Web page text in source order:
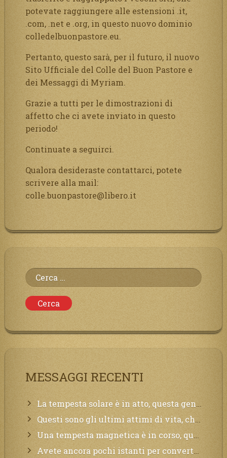
potevate raggiungere alle estensioni .it,
.com, .net e .org, in questo nuovo dominio
colledelbuonpastore.eu.
Pertanto, questo sarà, per il futuro, il nuovo
Sito Ufficiale del Colle del Buon Pastore e
dei Messaggi di Myriam.
Grazie a tutti per le dimostrazioni di
affetto che ci avete inviato in questo
periodo!
Continuate a seguirci.
Qualora desideraste contattarci, potete
scrivere alla mail:
colle.buonpastore@libero.it
Ricerca
per:
MESSAGGI RECENTI
La tempesta solare è in atto, questa generazione soffrirà molto, la Terra arderà, l’acqua sarà contaminata, il cibo non sarà più nelle vostre mense.
Questi sono gli ultimi attimi di vita, chi si vuole salvare Mi chiami in suo aiuto.
Una tempesta magnetica è in corso, questa generazione patirà. Il black out non tarderà ad arrivare e tutta la Terra sarà oscurata.
Avete ancora pochi istanti per convertirvi, non perdete tempo, la sciagura arriverà all’improvviso e per chi non si sarà preparato saranno dolori.